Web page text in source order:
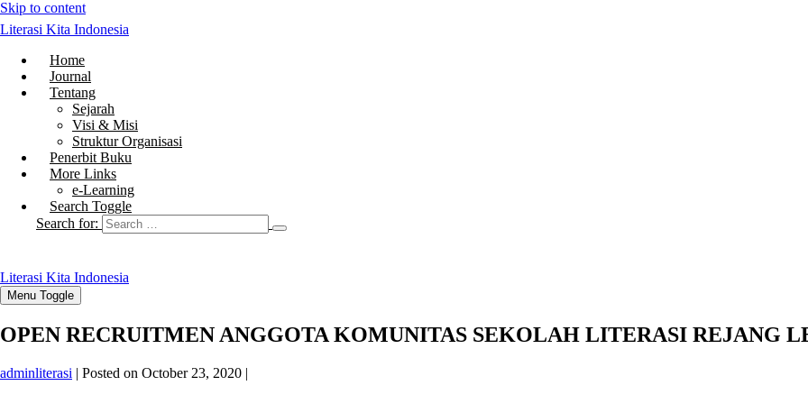
Skip to content
Literasi Kita Indonesia
Home
Journal
Tentang
Sejarah
Visi & Misi
Struktur Organisasi
Penerbit Buku
More Links
e-Learning
Search Toggle
Search for:
Literasi Kita Indonesia
Menu Toggle
OPEN RECRUITMEN ANGGOTA KOMUNITAS SEKOLAH LITERASI REJANG
adminliterasi | Posted on October 23, 2020 |